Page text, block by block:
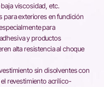
viscosidad, etc.
para exteriores en fundición
para
y productos
alta resistencia al choque
sin disolventes con
revestimiento acrílico-